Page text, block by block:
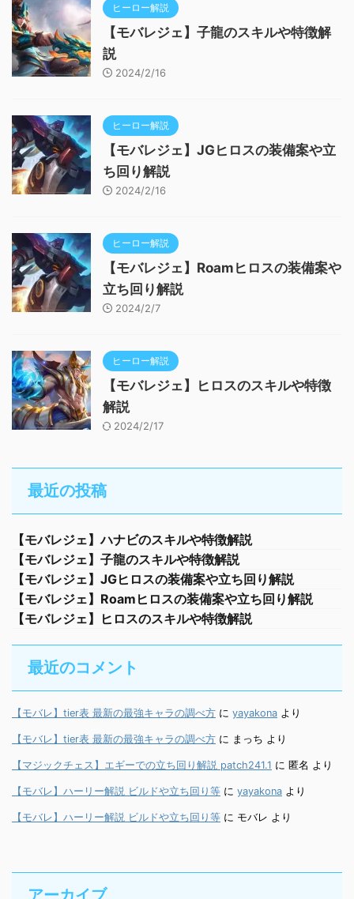
ヒーロー解説
【モバレジェ】子龍のスキルや特徴解
説
2024/2/16
ヒーロー解説
【モバレジェ】JGヒロスの装備案や立
ち回り解説
2024/2/16
ヒーロー解説
【モバレジェ】Roamヒロスの装備案や
立ち回り解説
2024/2/7
ヒーロー解説
【モバレジェ】ヒロスのスキルや特徴
解説
2024/2/17
最近の投稿
【モバレジェ】ハナビのスキルや特徴解説
【モバレジェ】子龍のスキルや特徴解説
【モバレジェ】JGヒロスの装備案や立ち回り解説
【モバレジェ】Roamヒロスの装備案や立ち回り解説
【モバレジェ】ヒロスのスキルや特徴解説
最近のコメント
【モバレ】tier表 最新の最強キャラの調べ方 に yayakona より
【モバレ】tier表 最新の最強キャラの調べ方 に まっち より
【マジックチェス】エギーでの立ち回り解説 patch241.1 に 匿名 より
【モバレ】ハーリー解説 ビルドや立ち回り等 に yayakona より
【モバレ】ハーリー解説 ビルドや立ち回り等 に モバレ より
アーカイブ